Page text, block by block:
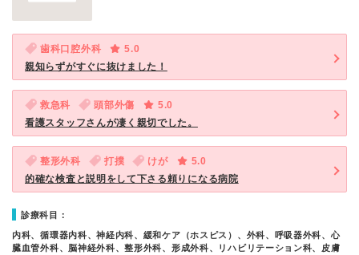
歯科口腔外科
5.0
親知らずがすぐに抜けました！
救急科 頭部外傷
5.0
看護スタッフさんが凄く親切でした。
整形外科 打撲 けが
5.0
的確な検査と説明をして下さる頼りになる病院
診療科目：
内科、循環器内科、神経内科、緩和ケア（ホスピス）、外科、呼吸器外科、心
臓血管外科、脳神経外科、整形外科、形成外科、リハビリテーション科、皮膚